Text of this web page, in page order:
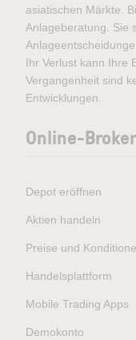
asiatischen Märkte.
Anlageberatung. Sie
Ihr Verlust kann Ihre
Vergangenheit sind
Entwicklungen.
Online-Broker
Depot eröffnen
Aktien handeln
Preise und
Handelsplattform
Mobile Trading Apps
Demokonto